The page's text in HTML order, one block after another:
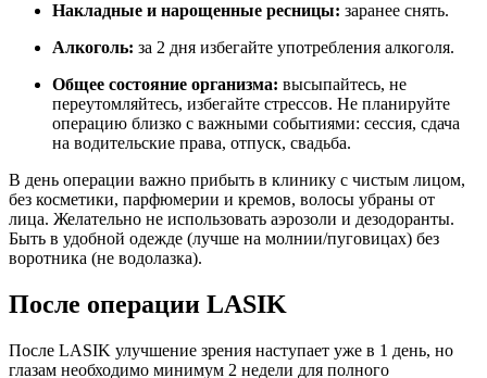
Накладные и нарощенные ресницы: заранее снять.
Алкоголь: за 2 дня избегайте употребления алкоголя.
Общее состояние организма: высыпайтесь, не
переутомляйтесь, избегайте стрессов. Не планируйте
операцию близко с важными событиями: сессия, сдача
на водительские права, отпуск, свадьба.
В день операции важно прибыть в клинику с чистым лицом,
без косметики, парфюмерии и кремов, волосы убраны от
лица. Желательно не использовать аэрозоли и дезодоранты.
Быть в удобной одежде (лучше на молнии/пуговицах) без
воротника (не водолазка).
После операции LASIK
После LASIK улучшение зрения наступает уже в 1 день, но
глазам необходимо минимум 2 недели для полного